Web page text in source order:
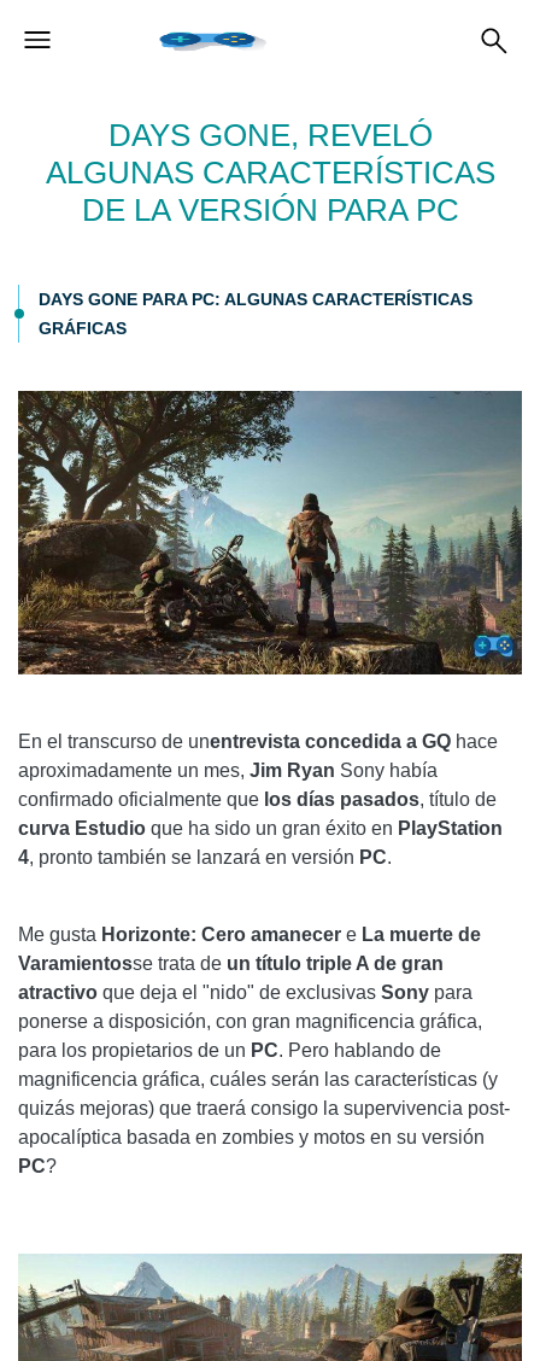
DAYS GONE, REVELÓ
ALGUNAS CARACTERÍSTICAS
DE LA VERSIÓN PARA PC
DAYS GONE PARA PC: ALGUNAS CARACTERÍSTICAS
GRÁFICAS
En el transcurso de unentrevista concedida a GQ hace
aproximadamente un mes, Jim Ryan Sony había
confirmado oficialmente que los días pasados, título de
curva Estudio que ha sido un gran éxito en PlayStation
4, pronto también se lanzará en versión PC.
Me gusta Horizonte: Cero amanecer e La muerte de
Varamientosse trata de un título triple A de gran
atractivo que deja el "nido" de exclusivas Sony para
ponerse a disposición, con gran magnificencia gráfica,
para los propietarios de un PC. Pero hablando de
magnificencia gráfica, cuáles serán las características (y
quizás mejoras) que traerá consigo la supervivencia post-
apocalíptica basada en zombies y motos en su versión
PC?